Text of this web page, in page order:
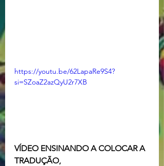
https://youtu.be/62LapaRe9S4?
si=SZoaZ2azQyU2r7XB
VÍDEO ENSINANDO A COLOCAR A
TRADUÇÃO,